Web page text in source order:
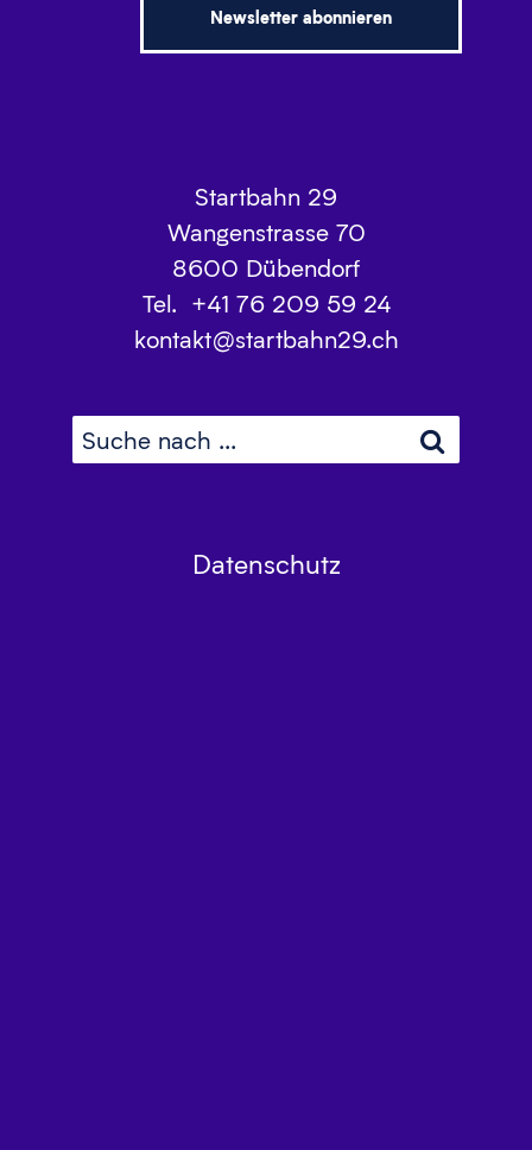
Newsletter abonnieren
Startbahn 29
Wangenstrasse 70
8600 Dübendorf
Tel. +41 76 209 59 24
kontakt@startbahn29.ch
Datenschutz